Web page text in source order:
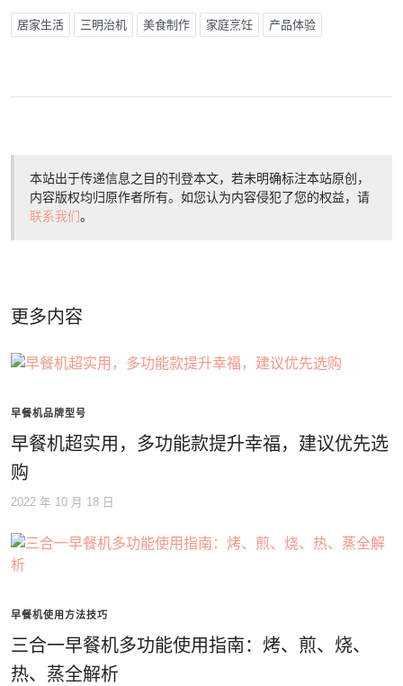
居家生活 三明治机 美食制作 家庭烹饪 产品体验
本站出于传递信息之目的刊登本文，若未明确标注本站原创，
内容版权均归原作者所有。如您认为内容侵犯了您的权益，请
联系我们。
更多内容
早餐机品牌型号
早餐机超实用，多功能款提升幸福，建议优先选
购
2022 年 10 月 18 日
早餐机使用方法技巧
三合一早餐机多功能使用指南：烤、煎、烧、
热、蒸全解析